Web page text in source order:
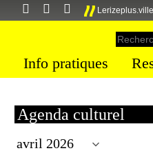
Info pratiques
Agenda culturel